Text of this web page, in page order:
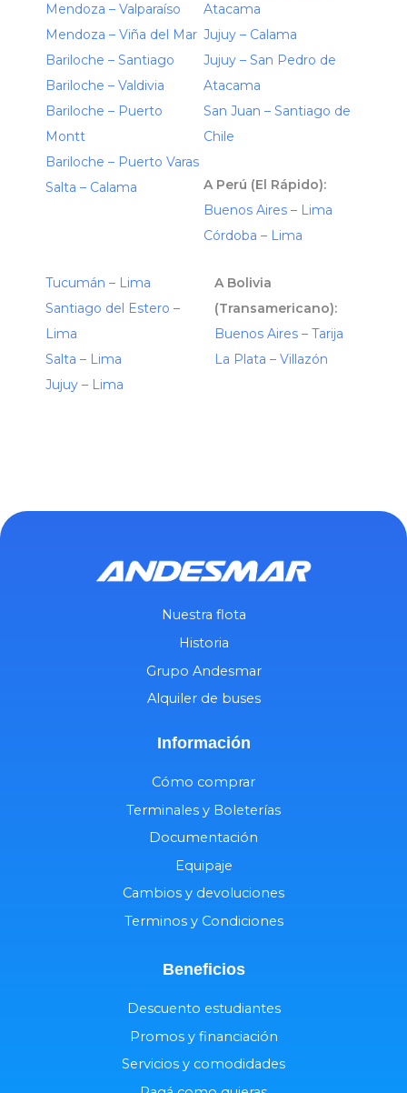
Mendoza – Valparaíso
Mendoza – Viña del Mar
Bariloche – Santiago
Bariloche – Valdivia
Bariloche – Puerto
Montt
Bariloche – Puerto Varas
Salta – Calama
Atacama
Jujuy – Calama
Jujuy – San Pedro de
Atacama
San Juan – Santiago de
Chile
A Perú (El Rápido):
Buenos Aires – Lima
Córdoba – Lima
Tucumán – Lima
Santiago del Estero –
Lima
Salta – Lima
Jujuy – Lima
A Bolivia
(Transamericano):
Buenos Aires – Tarija
La Plata – Villazón
Nuestra flota
Historia
Grupo Andesmar
Alquiler de buses
Información
Cómo comprar
Terminales y Boleterías
Documentación
Equipaje
Cambios y devoluciones
Terminos y Condiciones
Beneficios
Descuento estudiantes
Promos y financiación
Servicios y comodidades